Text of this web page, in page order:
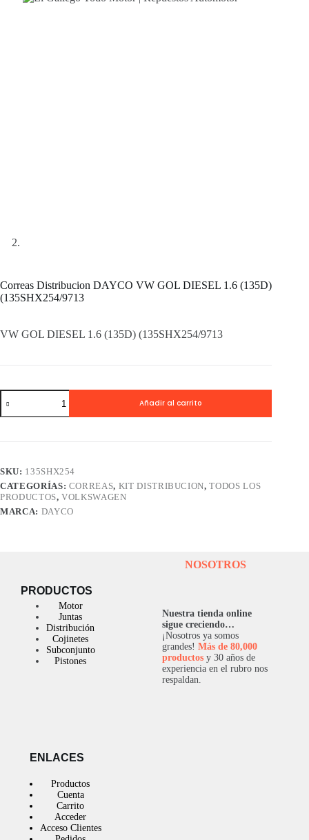
Correas Distribucion DAYCO VW GOL DIESEL 1.6 (135D)
(135SHX254/9713
VW GOL DIESEL 1.6 (135D) (135SHX254/9713
Correas
Distribucion
DAYCO
(135D)
(135SHX254/9713
cantidad
Añadir al carrito
SKU: 135SHX254
CATEGORÍAS: CORREAS, KIT DISTRIBUCION,TODOS LOS
PRODUCTOS,VOLKSWAGEN
MARCA: DAYCO
PRODUCTOS
Motor
Juntas
Distribución
Cojinetes
Subconjunto
Pistones
NOSOTROS
Nuestra tienda online
sigue creciendo…
¡Nosotros ya somos
grandes!Más de 80,000
productos y 30 años de
experiencia en el rubro nos
respaldan.
ENLACES
Productos
Cuenta
Carrito
Acceder
Acceso Clientes